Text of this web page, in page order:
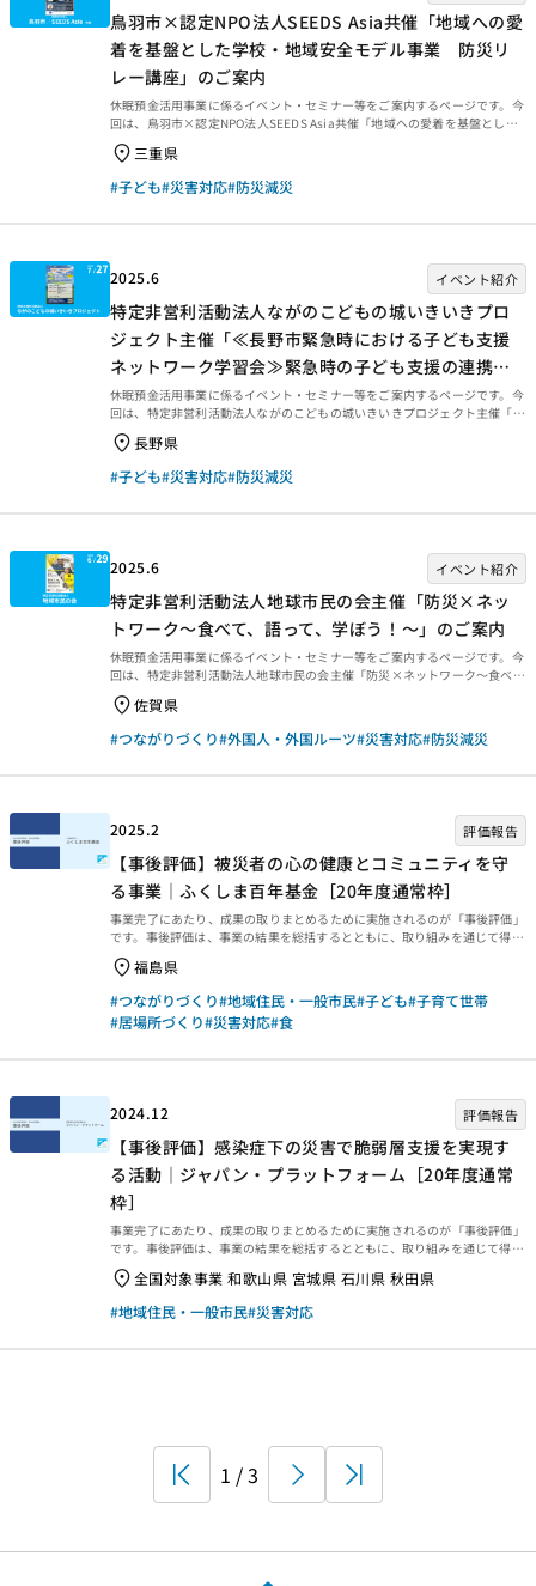
鳥羽市×認定NPO法人SEEDS Asia共催「地域への愛
着を基盤とした学校・地域安全モデル事業 防災リ
レー講座」のご案内
休眠預金活用事業に係るイベント・セミナー等をご案内するページです。今
回は、鳥羽市×認定NPO法人SEEDS Asia共催「地域への愛着を基盤とした
学校・地域安全モデル事業 防災リレー講座」を紹介します。 地域への愛着
を基盤とした学校・地域安全モデル事業 防災リレー講座 近年、自然災害
に加え、子どもたちを取り巻く事件や事故も多発しています。こうした多様
なリスクの中で、子どもの安心・安全を守り、そして「ここで暮らし続けた
いう問いでもあります。このたび、認定NPO法人SEEDS Asiaは鳥羽市との
三重県
#子ども#災害対応#防災減災
2025.6 イベント紹介
特定非営利活動法人ながのこどもの城いきいきプロ
ジェクト主催「≪長野市緊急時における子ども支援
ネットワーク学習会≫緊急時の子ども支援の連携に
ついて考える」のご案内
休眠預金活用事業に係るイベント・セミナー等をご案内するページです。今
回は、特定非営利活動法人ながのこどもの城いきいきプロジェクト主催「≪
長野市緊急時における子ども支援ネットワーク学習会≫緊急時の子ども支援
の連携について考える」を紹介します。 ≪長野市緊急時における子ども支援
ネットワーク学習会≫緊急時の子ども支援の連携について考える 長野市で
は、子ども支援に携わる関係者・災害支援NPO等と行政・社協がともに立ち
急時の子ども支援に向けた体制づくりを行っています。その活動の一環とし
長野県
#子ども#災害対応#防災減災
2025.6 イベント紹介
特定非営利活動法人地球市民の会主催「防災×ネッ
トワーク～食べて、語って、学ぼう！～」のご案内
休眠預金活用事業に係るイベント・セミナー等をご案内するページです。今
回は、特定非営利活動法人地球市民の会主催「防災×ネットワーク～食べ
て、語って、学ぼう！～」を紹介します。 防災×ネットワーク～食べて、語
って、学ぼう！～ 私たちは、地域で日本人も外国人も隔てなく安心して暮
らすことができ、平時にも有事にも互いに助け合うことのできる地域社会づ
くりを目指しています。そのような社会を実現するために、私たちが一体何
賀市での第一回目の説明会は交流会と同時開催いたします。（県内他エリア
佐賀県
#つながりづくり#外国人・外国ルーツ#災害対応#防災減災
2025.2 評価報告
【事後評価】被災者の心の健康とコミュニティを守
る事業｜ふくしま百年基金［20年度通常枠］
事業完了にあたり、成果の取りまとめるために実施されるのが「事後評価」
です。事後評価は、事業の結果を総括するとともに、取り組みを通じて得ら
れた学びを今後に生かせるよう、提言や知見・教訓を整理するために行われ
ます。今回は、2023年3月末に事業完了した2020年度通常枠【被災者の心
の健康とコミュニティを守る事業｜ふくしま百年基金［20年度通常枠］】
の事後評価報告書をご紹介します。ぜひご覧ください。 事業概要等 事業概
要などは、以下のページからご覧ください。 事後評価報告 事後評価報告書
業基礎情報】
福島県
#つながりづくり#地域住民・一般市民#子ども#子育て世帯
#居場所づくり#災害対応#食
2024.12 評価報告
【事後評価】感染症下の災害で脆弱層支援を実現す
る活動｜ジャパン・プラットフォーム［20年度通常
枠］
事業完了にあたり、成果の取りまとめるために実施されるのが「事後評価」
です。事後評価は、事業の結果を総括するとともに、取り組みを通じて得ら
れた学びを今後に生かせるよう、提言や知見・教訓を整理するために行われ
ます。今回は、2023年3月末に事業完了した2020年度通常枠【感染症下の
災害で脆弱層支援を実現する活動｜ジャパン・プラットフォーム［20年度
通常枠］】の事後評価報告書をご紹介します。ぜひご覧ください。 事業概要
価報告書は、以下の外部リンクからご覧ください。 ・資金分配団体 ・実行
全国対象事業 和歌山県 宮城県 石川県 秋田県
#地域住民・一般市民#災害対応
First 1 / 3 Next Last